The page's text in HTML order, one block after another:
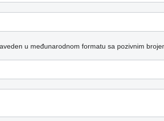
u međunarodnom formatu sa pozivnim